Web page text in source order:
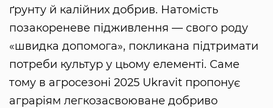
ґрунту й калійних добрив. Натомість
позакореневе підживлення — свого роду
«швидка допомога», покликана підтримати
потреби культур у цьому елементі. Саме
тому в агросезоні 2025 Ukravit пропонує
аграріям легкозасвоюване добриво